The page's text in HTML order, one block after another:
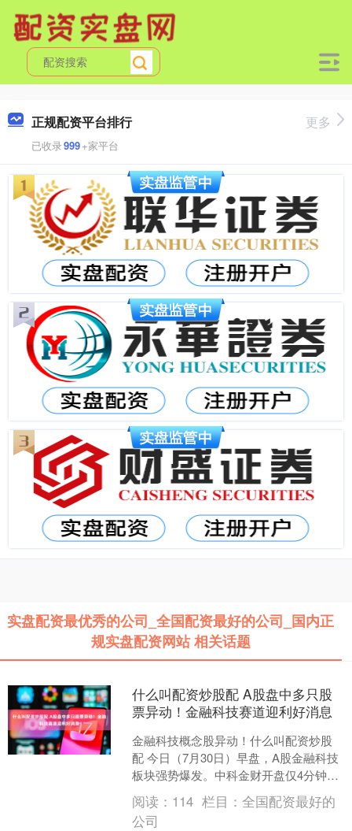
正规配资平台排行
已收录999+家平台
更多
实盘配资最优秀的公司_全国配资最好的公司_国内正
规实盘配资网站 相关话题
什么叫配资炒股配 A股盘中多只股
票异动！金融科技赛道迎利好消息
金融科技概念股异动！什么叫配资炒股
配 今日（7月30日）早盘，A股金融科技
板块强势爆发。中科金财开盘仅4分钟即
封死涨停，南天信息、税友股份紧随其
后直线拉板，科蓝....
阅读： 114 栏目：全国配资最好的
公司